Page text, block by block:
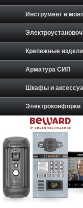
Инструмент и
Крепежные
Арматура СИП
Шкафы и
Электроконфорки